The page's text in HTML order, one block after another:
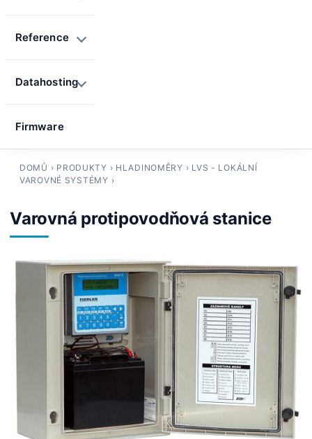
DOMŮ › PRODUKTY › HLADINOMĚRY › LVS - LOKÁLNÍ
VAROVNÉ SYSTÉMY ›
Varovná protipovodňová stanice
Reference
Datahosting
Firmware